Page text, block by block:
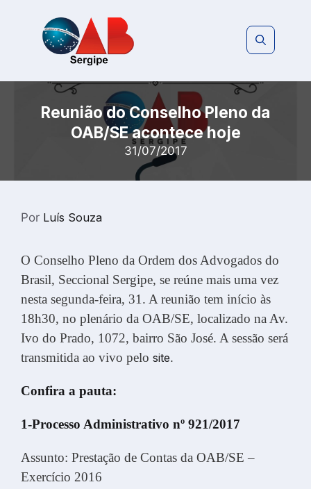
Reunião do Conselho Pleno da
OAB/SE acontece hoje
31/07/2017
Por Luís Souza
O Conselho Pleno da Ordem dos Advogados do
Brasil, Seccional Sergipe, se reúne mais uma vez
nesta segunda-feira, 31. A reunião tem início às
18h30, no plenário da OAB/SE, localizado na Av.
Ivo do Prado, 1072, bairro São José. A sessão será
transmitida ao vivo pelo site.
Confira a pauta:
1-Processo Administrativo nº 921/2017
Assunto: Prestação de Contas da OAB/SE –
Exercício 2016